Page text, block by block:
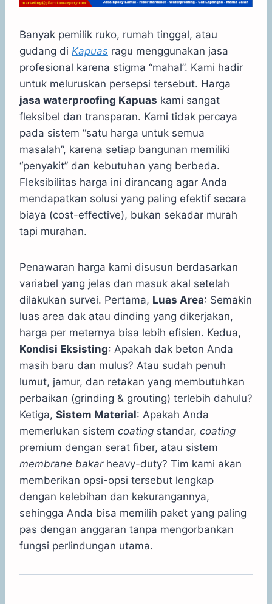
Banyak pemilik ruko, rumah tinggal, atau
gudang di Kapuas ragu menggunakan jasa
profesional karena stigma “mahal”. Kami hadir
untuk meluruskan persepsi tersebut. Harga
jasa waterproofing Kapuas kami sangat
fleksibel dan transparan. Kami tidak percaya
pada sistem “satu harga untuk semua
masalah”, karena setiap bangunan memiliki
“penyakit” dan kebutuhan yang berbeda.
Fleksibilitas harga ini dirancang agar Anda
mendapatkan solusi yang paling efektif secara
biaya (cost-effective), bukan sekadar murah
tapi murahan.
Penawaran harga kami disusun berdasarkan
variabel yang jelas dan masuk akal setelah
dilakukan survei. Pertama, Luas Area: Semakin
luas area dak atau dinding yang dikerjakan,
harga per meternya bisa lebih efisien. Kedua,
Kondisi Eksisting: Apakah dak beton Anda
masih baru dan mulus? Atau sudah penuh
lumut, jamur, dan retakan yang membutuhkan
perbaikan (grinding & grouting) terlebih dahulu?
Ketiga, Sistem Material: Apakah Anda
memerlukan sistem coating standar, coating
premium dengan serat fiber, atau sistem
membrane bakarheavy-duty? Tim kami akan
memberikan opsi-opsi tersebut lengkap
dengan kelebihan dan kekurangannya,
sehingga Anda bisa memilih paket yang paling
pas dengan anggaran tanpa mengorbankan
fungsi perlindungan utama.